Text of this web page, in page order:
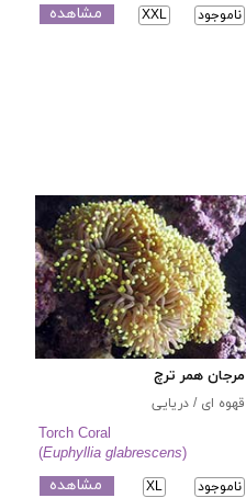
ناموجود XXL مشاهده
مرجان همر ترچ
قهوه ای / دریایی
Torch Coral
(Euphyllia glabrescens)
ناموجود XL مشاهده